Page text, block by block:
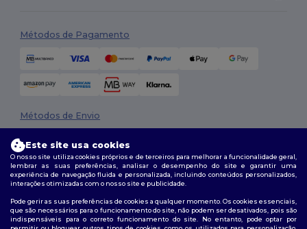
Métodos de Pagamento
Métodos de Envio
Siga-nos
Este site usa cookies
O nosso site utiliza cookies próprios e de terceiros para melhorar a funcionalidade geral,
lembrar as suas preferências, analisar o desempenho do site e garantir uma
experiência de navegação fluida e personalizada, incluindo conteúdos personalizados,
interações otimizadas com o nosso site e publicidade.
Pode gerir as suas preferências de cookies a qualquer momento. Os cookies essenciais,
que são necessários para o funcionamento do site, não podem ser desativados, pois são
indispensáveis para o correto funcionamento do site. No entanto, pode optar por